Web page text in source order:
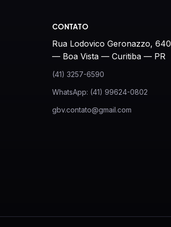
CONTATO
Rua Lodovico Geronazzo, 640
— Boa Vista — Curitiba — PR
(41) 3257-6590
WhatsApp: (41) 99624-0802
gbv.contato@gmail.com